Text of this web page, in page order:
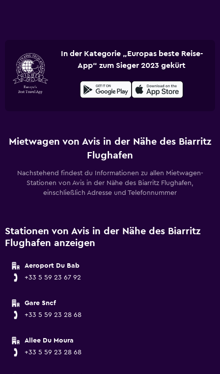
In der Kategorie „Europas beste Reise-
App“ zum Sieger 2023 gekürt
Mietwagen von Avis in der Nähe des Biarritz
Flughafen
Nachstehend findest du Informationen zu allen Mietwagen-
Stationen von Avis in der Nähe des Biarritz Flughafen,
einschließlich Adresse und Telefonnummer
Stationen von Avis in der Nähe des Biarritz
Flughafen anzeigen
Aeroport Du Bab
+33 5 59 23 67 92
Gare Sncf
+33 5 59 23 28 68
Allee Du Moura
+33 5 59 23 28 68